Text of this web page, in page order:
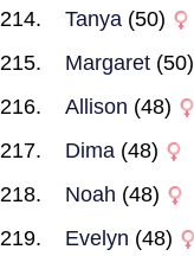
Tanya (50)
Margaret (50)
Allison (48)
Dima (48)
Noah (48)
Evelyn (48)